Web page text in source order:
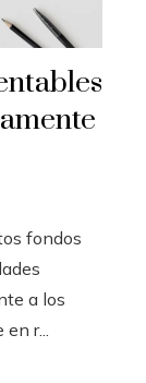
fondos
a los
r...